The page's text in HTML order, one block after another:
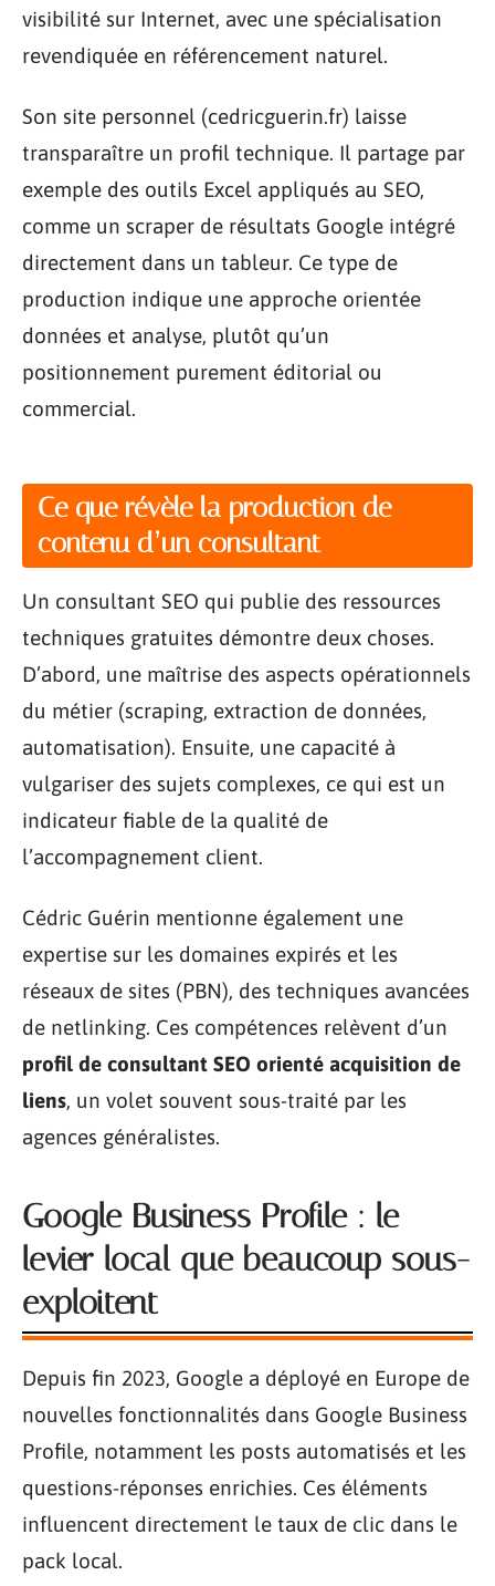
visibilité sur Internet, avec une spécialisation
revendiquée en référencement naturel.
Son site personnel (cedricguerin.fr) laisse
transparaître un profil technique. Il partage par
exemple des outils Excel appliqués au SEO,
comme un scraper de résultats Google intégré
directement dans un tableur. Ce type de
production indique une approche orientée
données et analyse, plutôt qu’un
positionnement purement éditorial ou
commercial.
Ce que révèle la production de
contenu d’un consultant
Un consultant SEO qui publie des ressources
techniques gratuites démontre deux choses.
D’abord, une maîtrise des aspects opérationnels
du métier (scraping, extraction de données,
automatisation). Ensuite, une capacité à
vulgariser des sujets complexes, ce qui est un
indicateur fiable de la qualité de
l’accompagnement client.
Cédric Guérin mentionne également une
expertise sur les domaines expirés et les
réseaux de sites (PBN), des techniques avancées
de netlinking. Ces compétences relèvent d’un
profil de consultant SEO orienté acquisition de
liens, un volet souvent sous-traité par les
agences généralistes.
Google Business Profile : le
levier local que beaucoup sous-
exploitent
Depuis fin 2023, Google a déployé en Europe de
nouvelles fonctionnalités dans Google Business
Profile, notamment les posts automatisés et les
questions-réponses enrichies. Ces éléments
influencent directement le taux de clic dans le
pack local.